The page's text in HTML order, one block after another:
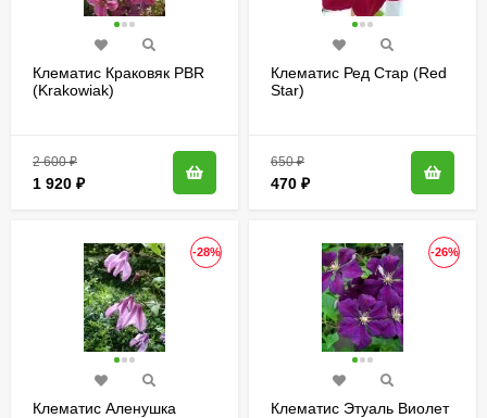
Клематис Краковяк PBR
(Krakowiak)
2 600₽
1 920 ₽
Клематис Ред Стар (Red
Star)
650₽
470 ₽
-28%
Клематис Аленушка
-26%
Клематис Этуаль Виолет